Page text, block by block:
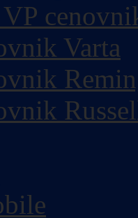
Varta